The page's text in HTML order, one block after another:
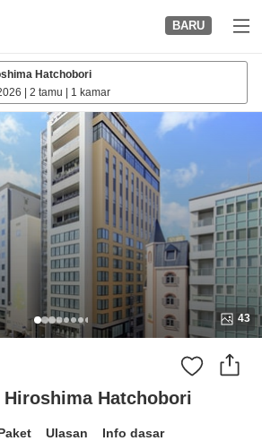
BARU
Hatchobori
2 tamu 1 kamar
43
Hiroshima Hatchobori
Ulasan Info dasar